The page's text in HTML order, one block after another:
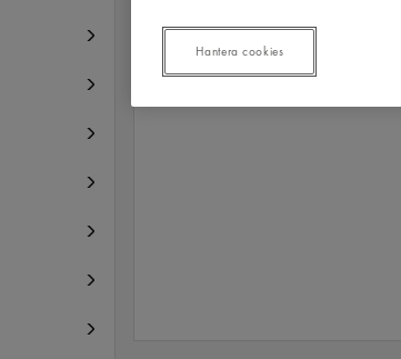
Hantera cookies